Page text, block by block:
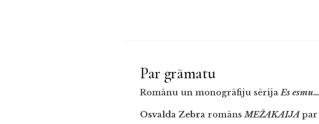
Par grāmatu
Romānu un monogrāfiju sērijaEs esmu…
Osvalda Zebra romānsMEŽAKAIJA